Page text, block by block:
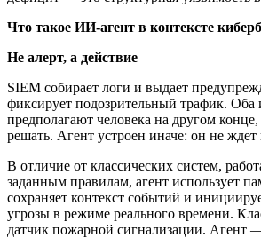
Что такое ИИ-агент в контексте
Не алерт, а действие
SIEM собирает логи и выдает
фиксирует подозрительный трафик. Оба
предполагают человека на другом конце,
решать. Агент устроен иначе: он не
В отличие от классических систем,
заданным правилам, агент использует
сохраняет контекст событий и
угрозы в режиме реального времени.
датчик пожарной сигнализации. Агент